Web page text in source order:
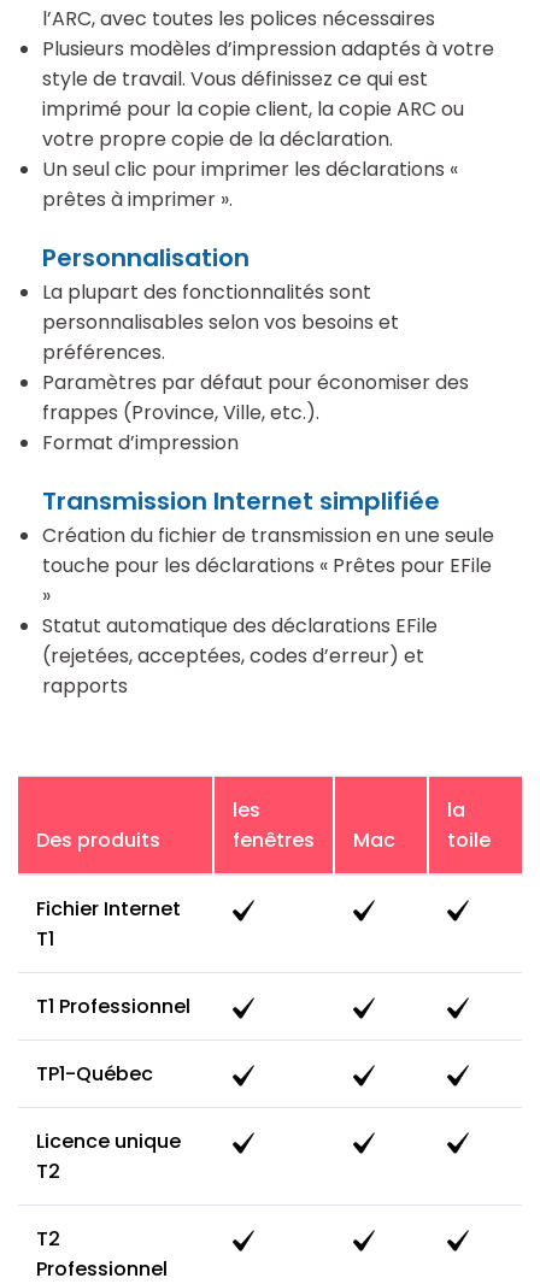
l’ARC, avec toutes les polices nécessaires
Plusieurs modèles d’impression adaptés à votre
style de travail. Vous définissez ce qui est
imprimé pour la copie client, la copie ARC ou
votre propre copie de la déclaration.
Un seul clic pour imprimer les déclarations «
prêtes à imprimer ».
Personnalisation
La plupart des fonctionnalités sont
personnalisables selon vos besoins et
préférences.
Paramètres par défaut pour économiser des
frappes (Province, Ville, etc.).
Format d’impression
Transmission Internet simplifiée
Création du fichier de transmission en une seule
touche pour les déclarations « Prêtes pour EFile
»
Statut automatique des déclarations EFile
(rejetées, acceptées, codes d’erreur) et
rapports
Des produits
les
fenêtres
Mac
la
toile
Fichier Internet
T1
T1 Professionnel
TP1-Québec
Licence unique
T2
T2
Professionnel